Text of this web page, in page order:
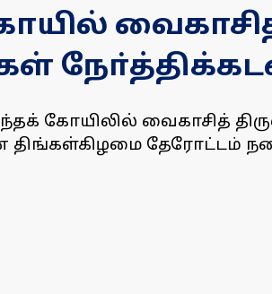
வைகாசித்
திங்கள்கிழமை தேரோட்டம்